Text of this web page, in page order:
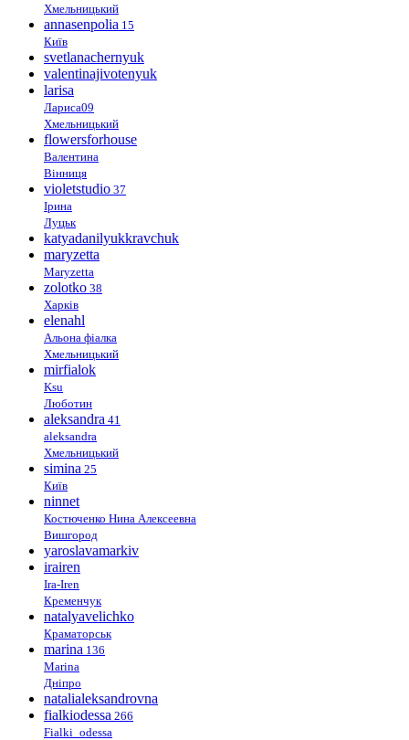
Хмельницький
annasenpolia 15
Київ
svetlanachernyuk
valentinajivotenyuk
larisa
Лариса09
Хмельницький
flowersforhouse
Валентина
Вінниця
violetstudio 37
Ірина
Луцьк
katyadanilyukkravchuk
maryzetta
Maryzetta
zolotko 38
Харків
elenahl
Альона фіалка
Хмельницький
mirfialok
Ksu
Люботин
aleksandra 41
aleksandra
Хмельницький
simina 25
Київ
ninnet
Костюченко Нина Алексеевна
Вишгород
yaroslavamarkiv
irairen
Ira-Iren
Кременчук
natalyavelichko
Краматорськ
marina 136
Marina
Дніпро
natalialeksandrovna
fialkiodessa 266
Fialki_odessa